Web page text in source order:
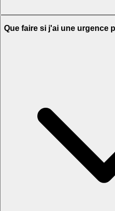
Que faire si j'ai une urgence